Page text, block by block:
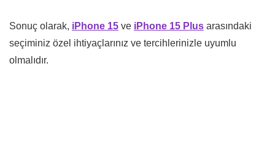
Sonuç olarak, iPhone 15 ve iPhone 15 Plus arasındaki
seçiminiz özel ihtiyaçlarınız ve tercihlerinizle uyumlu
olmalıdır.